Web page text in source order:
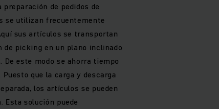
de pedidos de
se utilizan frecuentemente
sus artículos se transportan
picking en un plano inclinado
este modo se ahorra tiempo
que la carga y descarga
los artículos se pueden
Esta solución puede